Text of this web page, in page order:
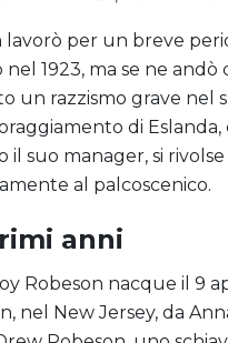
lavorò per un breve
nel 1923, ma se ne andò
un razzismo grave nel
di Eslanda,
il suo manager, si rivolse
al palcoscenico.
anni
Robeson nacque il 9
nel New Jersey, da